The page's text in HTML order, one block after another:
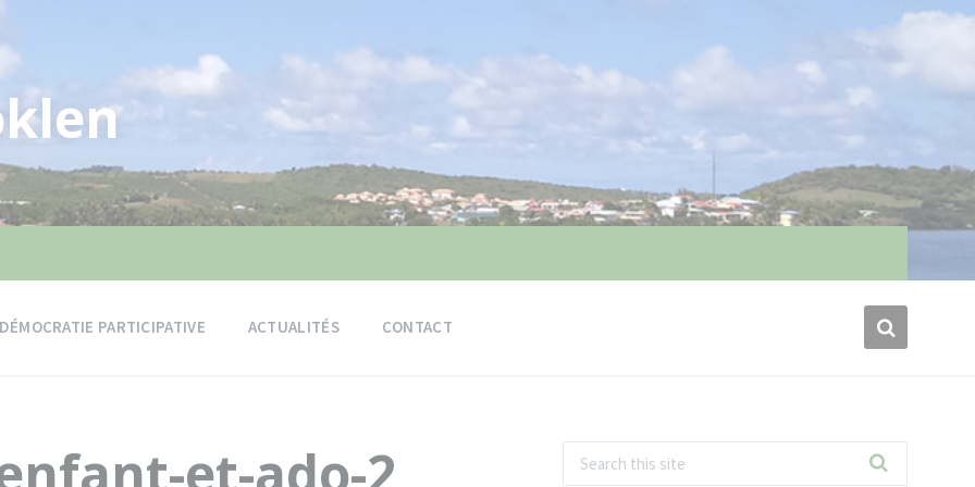
DÉMOCRATIE PARTICIPATIVE ACTUALITÉS CONTACT